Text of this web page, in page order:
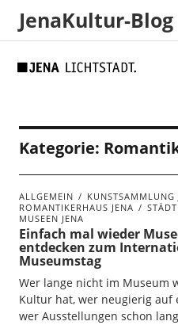
map
JenaKultur-Blog
Kategorie:
ALLGEMEIN
KUNSTSAMMLUNG
ROMANTIKERHAUS JENA
MUSEEN JENA
Einfach mal wieder
entdecken zum
Museumstag
Wer lange nicht im Museum
Kultur hat, wer neugierig auf
wer Ausstellungen schon